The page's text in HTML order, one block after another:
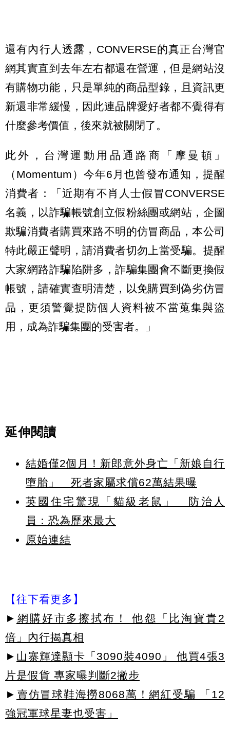
還有內行人透露，CONVERSE的真正台灣官
網其實直到去年左右都還在營運，但是網站沒
有購物功能，只是單純的商品型錄，且資訊更
新還非常緩慢，因此連品牌愛好者都不覺得有
什麼參考價值，後來就被關閉了。
此外，台灣運動用品通路商「摩曼頓」
（Momentum）今年6月也曾發布通知，提醒
消費者：「近期有不肖人士假冒CONVERSE
名義，以詐騙帳號創立假粉絲團或網站，企圖
欺騙消費者購買來路不明的仿冒商品，本公司
特此嚴正聲明，請消費者切勿上當受騙。提醒
大家網路詐騙陷阱多，詐騙集團會不斷更換假
帳號，請確實查明清楚，以免購買到偽劣仿冒
品，更須警覺提防個人資料被不當蒐集與盜
用，成為詐騙集團的受害者。󠀠󠀠󠀠󠀠」
延伸閱讀
結婚僅2個月！新郎意外身亡「新娘自行
墮胎」 死者家屬求償62萬結果曝
英國住宅驚現「貓級老鼠」 防治人
員：恐為歷來最大
原始連結
【往下看更多】
► 網購好市多擦拭布！ 他怨「比淘寶貴2
倍」內行揭真相
► 山寨輝達顯卡「3090裝4090」 他買4張3
片是假貨 專家曝判斷2撇步
► 賣仿冒球鞋海撈8068萬！網紅受騙 「12
強冠軍球星妻也受害」